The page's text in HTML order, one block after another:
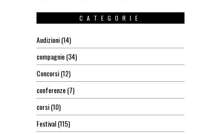
CATEGORIE
Audizioni(14)
compagnie(34)
Concorsi(12)
conferenze(7)
corsi(10)
Festival(115)